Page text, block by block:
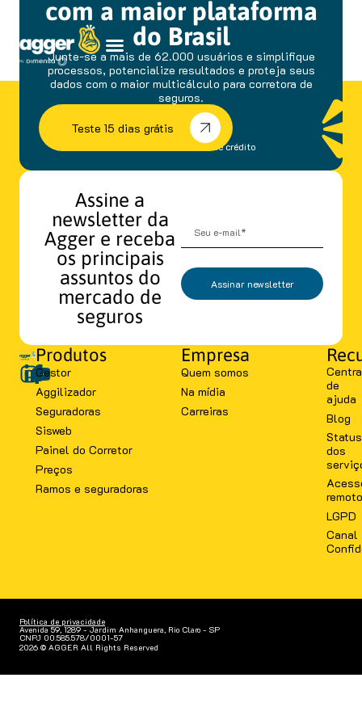
com a maior plataforma
do Brasil
Junte-se a mais de 62.000 usuários e simplifique
processos, potencialize resultados e proteja seus
dados com o maior multicálculo para corretora de
seguros.
Teste 15 dias grátis
sem fidelidade e cartão de crédito
Assine a
newsletter da
Agger e receba
os principais
assuntos do
mercado de
seguros
Assinar newsletter
Produtos
Gestor
Aggilizador
Seguradoras
Sisweb
Painel do Corretor
Preços
Ramos e seguradoras
Empresa
Quem somos
Na mídia
Carreiras
de
ajuda
Blog
Status
dos
remoto
LGPD
Canal
Política de privacidade
Avenida 59, 1289 - Jardim Anhanguera, Rio Claro - SP
CNPJ 00.585.578/0001-57
2026 © AGGER All Rights Reserved